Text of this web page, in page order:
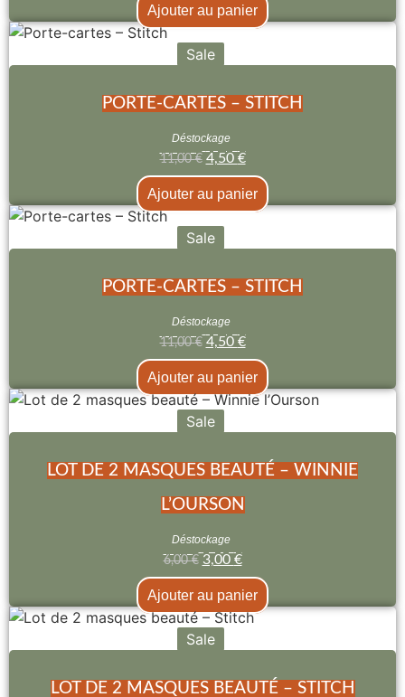
Ajouter au panier
Sale
PORTE-CARTES – STITCH
Déstockage
11,00€ 4,50 €
Ajouter au panier
Sale
PORTE-CARTES – STITCH
Déstockage
11,00€ 4,50 €
Ajouter au panier
Sale
LOT DE 2 MASQUES BEAUTÉ – WINNIE
L’OURSON
Déstockage
6,00€ 3,00 €
Ajouter au panier
Sale
LOT DE 2 MASQUES BEAUTÉ – STITCH